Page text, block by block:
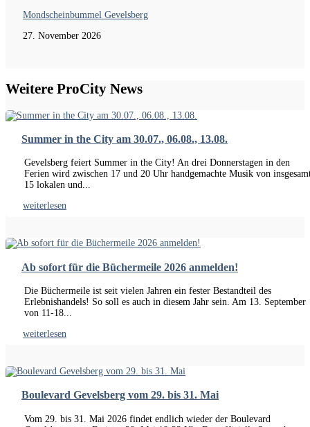
Mondscheinbummel Gevelsberg
27. November 2026
Weitere ProCity News
Summer in the City am 30.07., 06.08., 13.08.
Gevelsberg feiert Summer in the City! An drei Donnerstagen in den
Ferien wird zwischen 17 und 20 Uhr handgemachte Musik von
15 lokalen und...
weiterlesen
Ab sofort für die Büchermeile 2026 anmelden!
Die Büchermeile ist seit vielen Jahren ein fester Bestandteil des
Erlebnishandels! So soll es auch in diesem Jahr sein. Am 13. September
von 11-18...
weiterlesen
Boulevard Gevelsberg vom 29. bis 31. Mai
Vom 29. bis 31. Mai 2026 findet endlich wieder der Boulevard